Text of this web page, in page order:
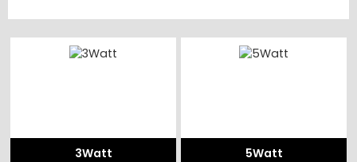
3Watt 5Watt